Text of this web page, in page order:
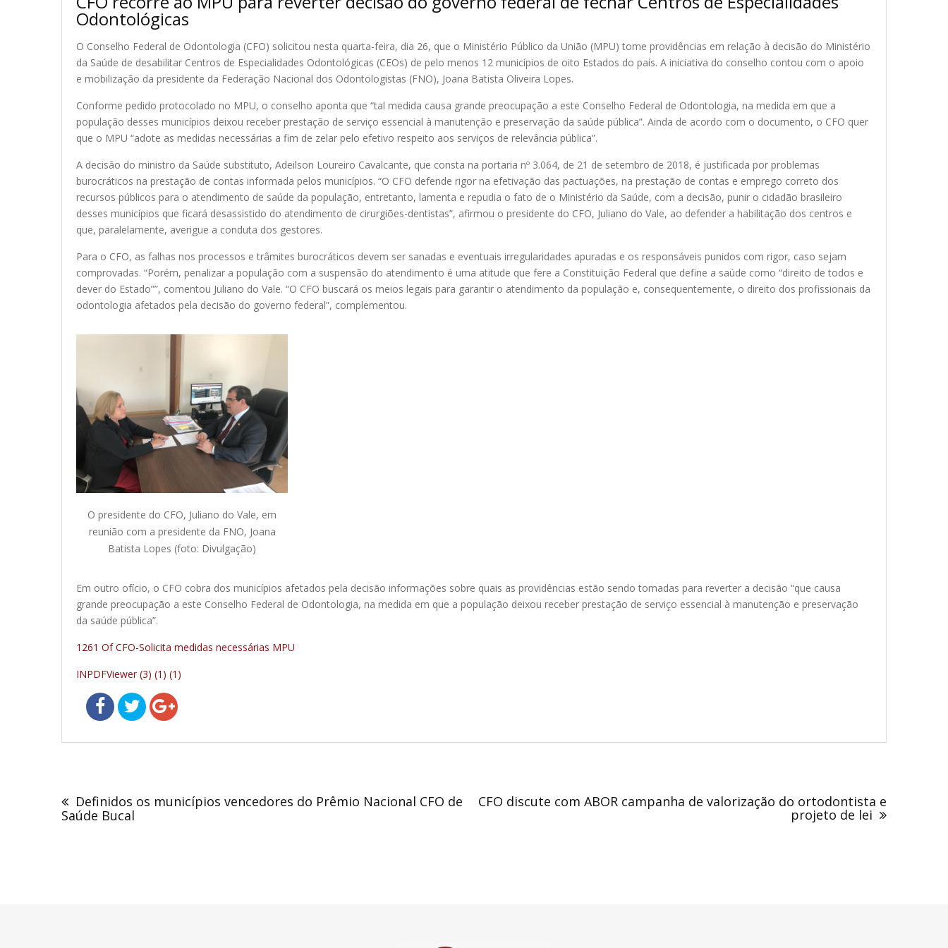
Odontológicas
O Conselho Federal de Odontologia (CFO) solicitou nesta quarta-feira, dia 26, que o Ministério Público da União (MPU) tome providências em relação à decisão do Ministério
da Saúde de desabilitar Centros de Especialidades Odontológicas (CEOs) de pelo menos 12 municípios de oito Estados do país. A iniciativa do conselho contou com o apoio
e mobilização da presidente da Federação Nacional dos Odontologistas (FNO), Joana Batista Oliveira Lopes.
Conforme pedido protocolado no MPU, o conselho aponta que “tal medida causa grande preocupação a este Conselho Federal de Odontologia, na medida em que a
população desses municípios deixou receber prestação de serviço essencial à manutenção e preservação da saúde pública”. Ainda de acordo com o documento, o CFO quer
que o MPU “adote as medidas necessárias a fim de zelar pelo efetivo respeito aos serviços de relevância pública”.
A decisão do ministro da Saúde substituto, Adeilson Loureiro Cavalcante, que consta na portaria nº 3.064, de 21 de setembro de 2018, é justificada por problemas
burocráticos na prestação de contas informada pelos municípios. “O CFO defende rigor na efetivação das pactuações, na prestação de contas e emprego correto dos
recursos públicos para o atendimento de saúde da população, entretanto, lamenta e repudia o fato de o Ministério da Saúde, com a decisão, punir o cidadão brasileiro
desses municípios que ficará desassistido do atendimento de cirurgiões-dentistas”, afirmou o presidente do CFO, Juliano do Vale, ao defender a habilitação dos centros e
que, paralelamente, averigue a conduta dos gestores.
Para o CFO, as falhas nos processos e trâmites burocráticos devem ser sanadas e eventuais irregularidades apuradas e os responsáveis punidos com rigor, caso sejam
comprovadas. “Porém, penalizar a população com a suspensão do atendimento é uma atitude que fere a Constituição Federal que define a saúde como “direito de todos e
dever do Estado””, comentou Juliano do Vale. “O CFO buscará os meios legais para garantir o atendimento da população e, consequentemente, o direito dos profissionais da
odontologia afetados pela decisão do governo federal”, complementou.
O presidente do CFO, Juliano do Vale, em
reunião com a presidente da FNO, Joana
Batista Lopes (foto: Divulgação)
Em outro ofício, o CFO cobra dos municípios afetados pela decisão informações sobre quais as providências estão sendo tomadas para reverter a decisão “que causa
grande preocupação a este Conselho Federal de Odontologia, na medida em que a população deixou receber prestação de serviço essencial à manutenção e preservação
da saúde pública”.
1261 Of CFO-Solicita medidas necessárias MPU
INPDFViewer (3) (1) (1)
de
Post
Definidos os municípios vencedores do Prêmio Nacional CFO de
Saúde Bucal
CFO discute com ABOR campanha de valorização do ortodontista e
projeto de lei